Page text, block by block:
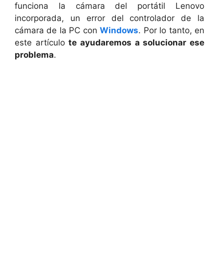
funciona la cámara del portátil Lenovo
incorporada, un error del controlador de la
cámara de la PC conWindows. Por lo tanto, en
este artículote ayudaremos a solucionar ese
problema.